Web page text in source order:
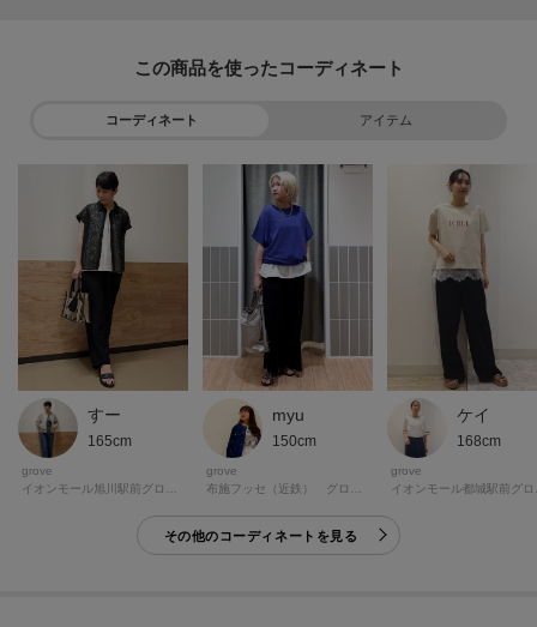
が異なる場合もございます。
モデル情報：身長166cm B80 W59 H86 着用サイズ：02（M）
この商品を使った
コーディネート アイテム
すー
165cm
grove
myu
150cm
grove
ケイ
168cm
grove
その他のコーディネートを見る